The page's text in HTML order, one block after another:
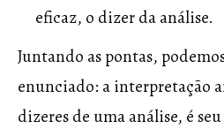
eficaz, o dizer da análise.
Juntando as pontas,
enunciado: a interpretação
dizeres de uma análise, é